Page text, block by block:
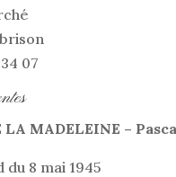
07
LA MADELEINE –
du 8 mai 1945